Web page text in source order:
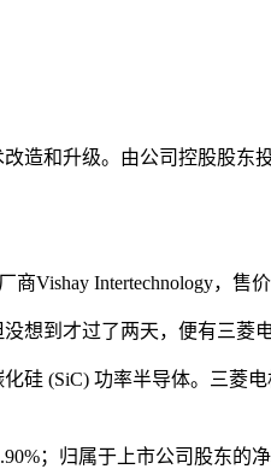
造和升级。由公司控股股东
Vishay Intertechnology，售价
想到才过了两天，便有三菱
(SiC) 功率半导体。三菱
；归属于上市公司股东的